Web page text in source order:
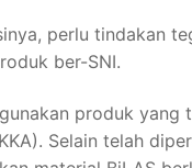
perlu tindakan
ber-SNI.
produk
Selain telah